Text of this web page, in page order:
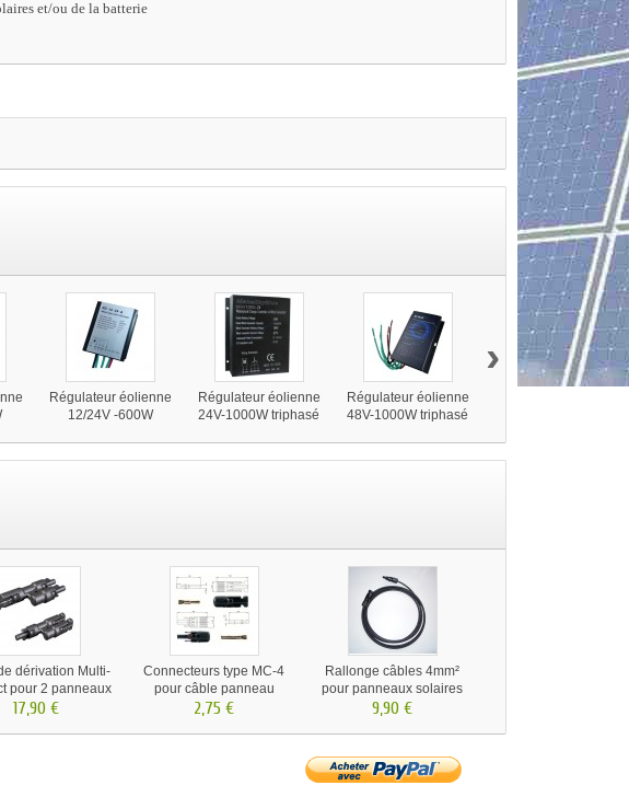
et/ou de la batterie
Régulateur éolienne
12/24V -600W
Régulateur éolienne
24V-1000W triphasé
Régulateur éolienne
48V-1000W triphasé
›
dérivation Multi-
pour 2 panneaux
solaires
17,90 €
Connecteurs type MC-4
pour câble panneau
solaire .
2,75 €
Rallonge câbles 4mm²
pour panneaux solaires
photovoltaïques
9,90 €